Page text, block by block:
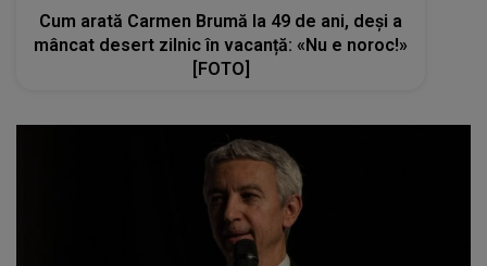
Cum arată Carmen Brumă la 49 de ani, deși a
mâncat desert zilnic în vacanță: «Nu e noroc!»
[FOTO]